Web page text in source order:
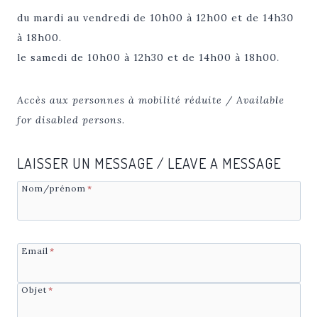
du mardi au vendredi de 10h00 à 12h00 et de 14h30
à 18h00.
le samedi de 10h00 à 12h30 et de 14h00 à 18h00.
Accès aux personnes à mobilité réduite / Available
for disabled persons.
LAISSER UN MESSAGE / LEAVE A MESSAGE
Nom/prénom *
Email *
Objet *